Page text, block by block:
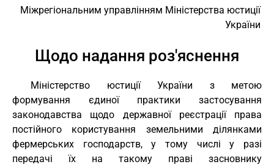
Міжрегіональним управлінням Міністерства юстиції
України
Щодо надання роз'яснення
Міністерство юстиції України з метою
формування єдиної практики застосування
законодавства щодо державної реєстрації права
постійного користування земельними ділянками
фермерських господарств, у тому числі у разі
передачі їх на такому праві засновнику